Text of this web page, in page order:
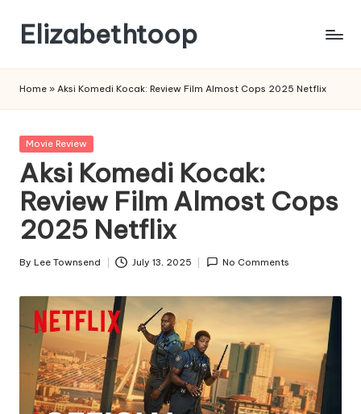
content
Elizabethtoop
Home » Aksi Komedi Kocak: Review Film Almost Cops 2025 Netflix
Posted
Movie Review
Aksi Komedi Kocak:
Review Film Almost Cops
2025 Netflix
Posted
By Lee Townsend July 13, 2025 No Comments